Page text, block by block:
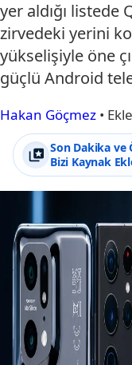
yer aldığı
zirvedeki yerini
yükselişiyle öne
güçlü Android
Hakan Göçmez •
Son Dakika ve
Bizi Kaynak